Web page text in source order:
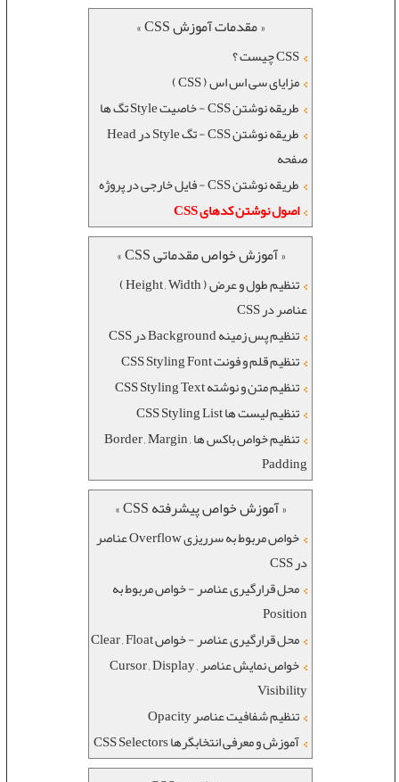
« مقدمات آموزش CSS »
CSS چیست ؟
مزایای سی اس اس ( CSS )
طریقه نوشتن CSS - خاصیت Style تگ ها
طریقه نوشتن CSS - تگ Style در Head
صفحه
طریقه نوشتن CSS - فایل خارجی در پروژه
اصول نوشتن کدهای CSS
« آموزش خواص مقدماتی CSS »
تنظیم طول و عرض ( Height , Width )
عناصر در CSS
تنظیم پس زمینه Background در CSS
تنظیم قلم و فونت CSS Styling Font
تنظیم متن و نوشته CSS Styling Text
تنظیم لیست ها CSS Styling List
تنظیم خواص باکس ها Border , Margin ,
Padding
« آموزش خواص پیشرفته CSS »
خواص مربوط به سرریزی Overflow عناصر
در CSS
محل قرارگیری عناصر - خواص مربوط به
Position
محل قرارگیری عناصر - خواص Clear , Float
خواص نمایش عناصر Cursor , Display ,
Visibility
تنظیم شفافیت عناصر Opacity
آموزش و معرفی انتخابگرها CSS Selectors